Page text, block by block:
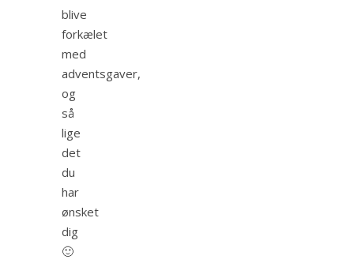
blive
forkælet
med
adventsgaver,
og
så
lige
det
du
har
ønsket
dig
🙂